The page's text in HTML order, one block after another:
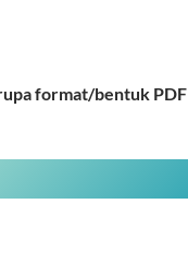
format/bentuk PDF